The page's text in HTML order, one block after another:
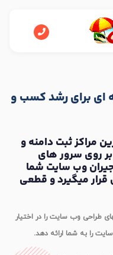
ایبرای رشد کسب و
مراکز ثبت دامنه و
روی سرور های
وب سايت شما
ميگيرد و قطعی
تکنيکهای طراحی وب سايت را در اختیار
را به شما ارائه دهد.